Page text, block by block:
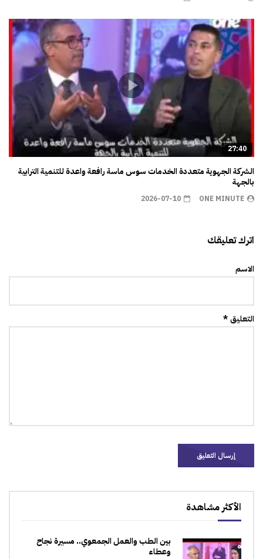
27:40
الشركة الجهوية متعددة الخدمات سوس ماسة رافعة واعدة للتنمية الترابية
بالجهة
ONE MINUTE
2026-07-10
اترك تعليقك
الاسم
التعليق *
الأكثر مشاهدة
بين الطب والعمل الجمعوي.. مسيرة نجاح
وعطاء